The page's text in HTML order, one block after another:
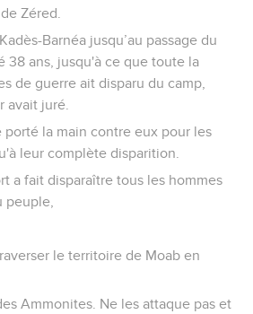
Zéred.
Barnéa jusqu’au passage du
38 ans, jusqu'à ce que toute la
de guerre ait disparu du camp,
avait juré.
porté la main contre eux pour les
leur complète disparition.
a fait disparaître tous les hommes
peuple,
le territoire de Moab en
Ammonites. Ne les attaque pas et